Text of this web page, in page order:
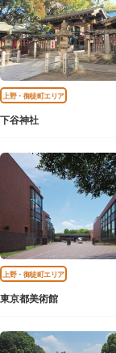
上野・御徒町エリア
下谷神社
上野・御徒町エリア
東京都美術館